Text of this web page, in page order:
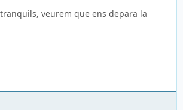
veurem que ens depara la